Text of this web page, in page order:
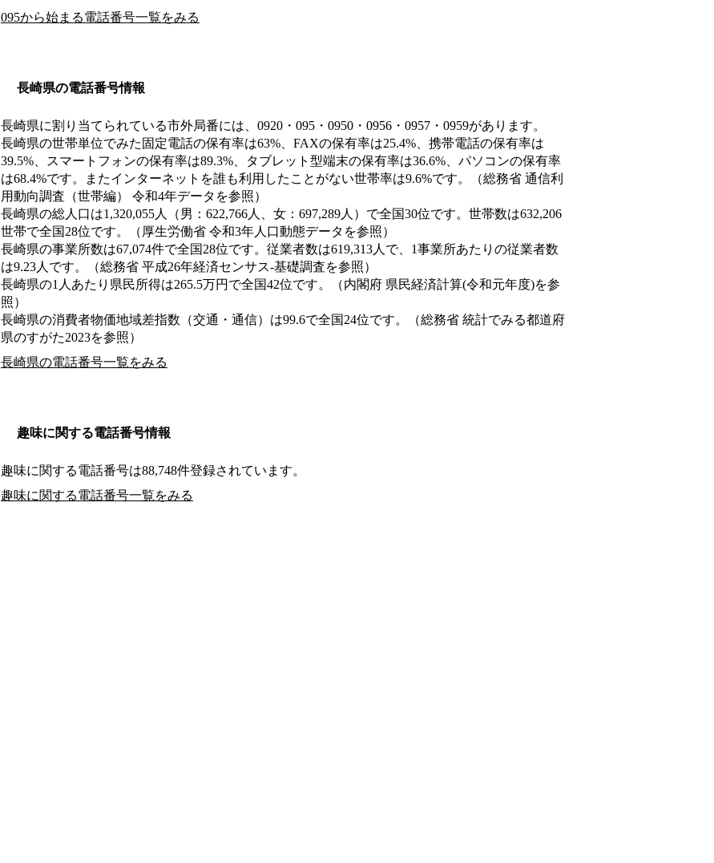
095から始まる電話番号一覧をみる
長崎県の電話番号情報
長崎県に割り当てられている市外局番には、0920・095・0950・0956・0957・0959があります。
長崎県の世帯単位でみた固定電話の保有率は63%、FAXの保有率は25.4%、携帯電話の保有率は
39.5%、スマートフォンの保有率は89.3%、タブレット型端末の保有率は36.6%、パソコンの保有率
は68.4%です。またインターネットを誰も利用したことがない世帯率は9.6%です。（総務省 通信利
用動向調査（世帯編） 令和4年データを参照）
長崎県の総人口は1,320,055人（男：622,766人、女：697,289人）で全国30位です。世帯数は632,206
世帯で全国28位です。（厚生労働省 令和3年人口動態データを参照）
長崎県の事業所数は67,074件で全国28位です。従業者数は619,313人で、1事業所あたりの従業者数
は9.23人です。（総務省 平成26年経済センサス‐基礎調査を参照）
長崎県の1人あたり県民所得は265.5万円で全国42位です。（内閣府 県民経済計算(令和元年度)を参
照）
長崎県の消費者物価地域差指数（交通・通信）は99.6で全国24位です。（総務省 統計でみる都道府
県のすがた2023を参照）
長崎県の電話番号一覧をみる
趣味に関する電話番号情報
趣味に関する電話番号は88,748件登録されています。
趣味に関する電話番号一覧をみる